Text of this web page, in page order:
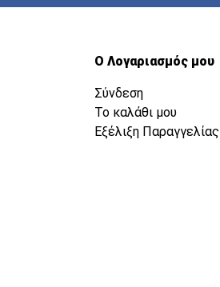
Ο Λογαριασμός μου
Σύνδεση
Το καλάθι μου
Εξέλιξη Παραγγελίας